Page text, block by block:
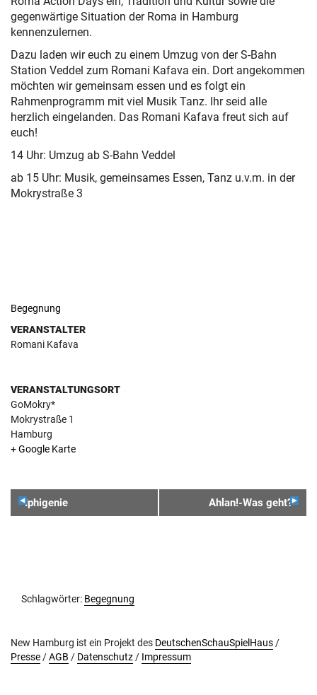
gegenwärtige Situation der Roma in Hamburg
kennenzulernen.
Dazu laden wir euch zu einem Umzug von der S-Bahn
Station Veddel zum Romani Kafava ein. Dort angekommen
möchten wir gemeinsam essen und es folgt ein
Rahmenprogramm mit viel Musik Tanz. Ihr seid alle
herzlich eingelanden. Das Romani Kafava freut sich auf
euch!
14 Uhr: Umzug ab S-Bahn Veddel
ab 15 Uhr: Musik, gemeinsames Essen, Tanz u.v.m. in der
Mokrystraße 3
Begegnung
VERANSTALTER
Romani Kafava
VERANSTALTUNGSORT
GoMokry*
Mokrystraße 1
Hamburg
+ Google Karte
VERANSTALTUNGSNAVIGATION
Iphigenie Ahlan!-Was geht?
Schlagwörter: Begegnung
New Hamburg ist ein Projekt des DeutschenSchauSpielHaus/
Presse/AGB / Datenschutz/ Impressum